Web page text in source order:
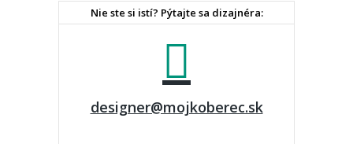
Nie ste si istí? Pýtajte sa dizajnéra:
designer@mojkoberec.sk